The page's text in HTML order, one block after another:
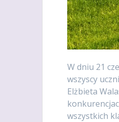
W dniu 21
wszyscy
Elżbieta
wszystkich